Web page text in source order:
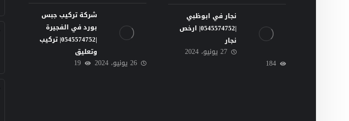
نجار في ابوظبي
|0545574752| ارخص
نجار
27 يونيو، 2024
184
شركة تركيب جبس
بورد في الفجيرة
|0545574752| تركيب
وتعليق
26 يونيو، 2024 19